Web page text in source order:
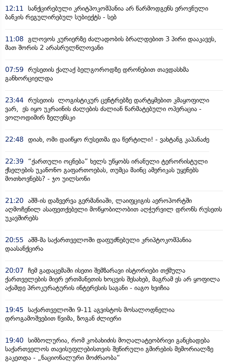
12:11
სანქცირებული კრიტპოკომპანია არ წარმოდგენს ეროვნული
ბანკის რეგულირებულ სუბიექტს - სებ
11:08 გლოვოს კურიერზე ძალადობის ბრალდებით 3 პირი დააკავეს,
მათ შორის 2 არასრულწლოვანი
07:59 რუსეთის ქალაქ ბელგოროდზე დრონებით თავდასხმა
განხორციელდა
23:44 რუსეთის ლოგისტიკურ ცენტრებზე დარტყმებით კმაყოფილი
ვარ, ეს იყო უკრაინის ძალების ძალიან წარმატებული ოპერაცია -
ვოლოდიმირ ზელენსკი
22:48 დიახ, ომი დაიწყო რუსეთმა და წერტილი! - ვახტანგ კაპანაძე
22:39
“ქართული ოცნება” ხელს უწყობს ირანული ტერორისტული
ქსელების უკანონო გაფართოებას, თუმცა მაინც ამერიკას უყენებს
მოთხოვნებს? - ჯო უილსონი
21:20 აშშ-ის დაზვერვა გერმანიაში, ლაიფციგის აეროპორტში
აღმოჩენილ ასაფეთქებელი მოწყობილობით აღჭურვილ დრონს რუსეთს
უკავშირებს
20:55 აშშ-მა საქართველოში დაფუძნებული კრიპტოკომპანია
დაასანქცირა
20:07 ჩემ გადაცემაში ისეთი შემზარავი ისტორიები თქმულა
ქართველების მიერ ერთმანეთის ხოცვის შესახებ, მაგრამ ეს არ ყოფილა
აქამდე პროკურატურის ინტერესის საგანი - იაგო ხვიჩია
19:45 საქართველოში 9-11 აგვისტოს მოსალოდნელია
დროგამოშვებით წვიმა, ზოგან ძლიერი
19:40 სიმბოლურია, რომ კობახიძის მოღალატეობრივი განცხადება
საქართველოს თავისუფლებისთვის შეწირული გმირების მემორიალზე
გაკეთდა - „ნაციონალური მოძრაობა“